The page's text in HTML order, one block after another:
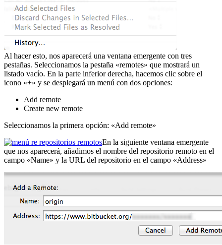
Al hacer esto, nos aparecerá una ventana emergente con tres
pestañas. Seleccionamos la pestaña «remotes» que mostrará un
listado vacío. En la parte inferior derecha, hacemos clic sobre el
icono «+» y se desplegará un menú con dos opciones:
Add remote
Create new remote
Seleccionamos la primera opción: «Add remote»
En la siguiente ventana emergente
que nos aparecerá, añadimos el nombre del repositorio remoto en el
campo «Name» y la URL del repositorio en el campo «Address»